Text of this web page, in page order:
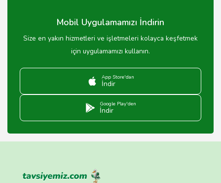
Mobil Uygulamamızı İndirin
Size en yakın hizmetleri ve işletmeleri kolayca keşfetmek
için uygulamamızı kullanın.
App Store'dan
İndir
Google Play'den
İndir